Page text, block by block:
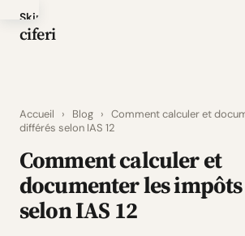
Skip
to
ciferi
Accueil › Blog › Comment calculer et
différés selon IAS 12
Comment calculer et
documenter les
selon IAS 12